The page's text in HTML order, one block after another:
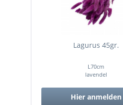
Lagurus 45gr.
L70cm
lavendel
Hier anmelden